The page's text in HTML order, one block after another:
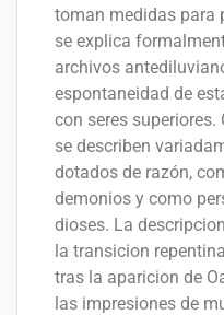
toman medidas para
se explica
archivos
espontaneidad de
con seres
se describen
dotados de razón,
demonios y como
dioses. La
la transicion
tras la aparicion de
las impresiones de